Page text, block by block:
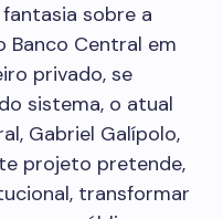
sobre a
Banco Central em
privado, se
sistema, o atual
Gabriel Galípolo,
projeto pretende,
transformar